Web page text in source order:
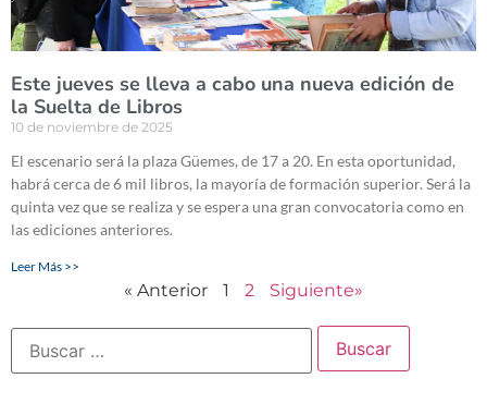
Este jueves se lleva a cabo una nueva edición de
la Suelta de Libros
10 de noviembre de 2025
El escenario será la plaza Güemes, de 17 a 20. En esta oportunidad,
habrá cerca de 6 mil libros, la mayoría de formación superior. Será la
quinta vez que se realiza y se espera una gran convocatoria como en
las ediciones anteriores.
Leer Más >>
« Anterior 1 2 Siguiente»